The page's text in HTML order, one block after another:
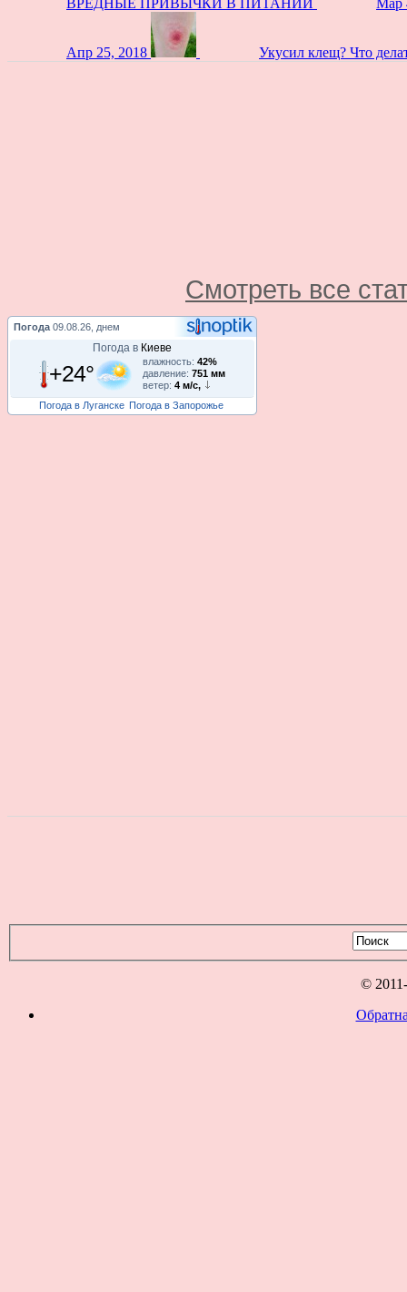
ВРЕДНЫЕ ПРИВЫЧКИ В ПИТАНИИ Мар
Апр 25, 2018 Укусил клещ? Что
Смотреть все
Погода 09.08.26, днем
Погода в Киеве
+24° влажность: 42%
давление: 751 мм
ветер: 4 м/с,
Погода в Луганске Погода в Запорожье
©